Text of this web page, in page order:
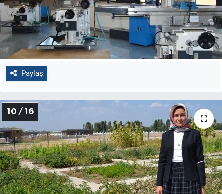
Paylaş
10 / 16